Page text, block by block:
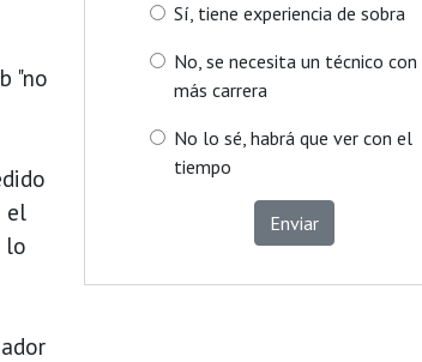
"no
el
lo
Sí, tiene experiencia de sobra
No, se necesita un técnico con
más carrera
No lo sé, habrá que ver con el
tiempo
Enviar